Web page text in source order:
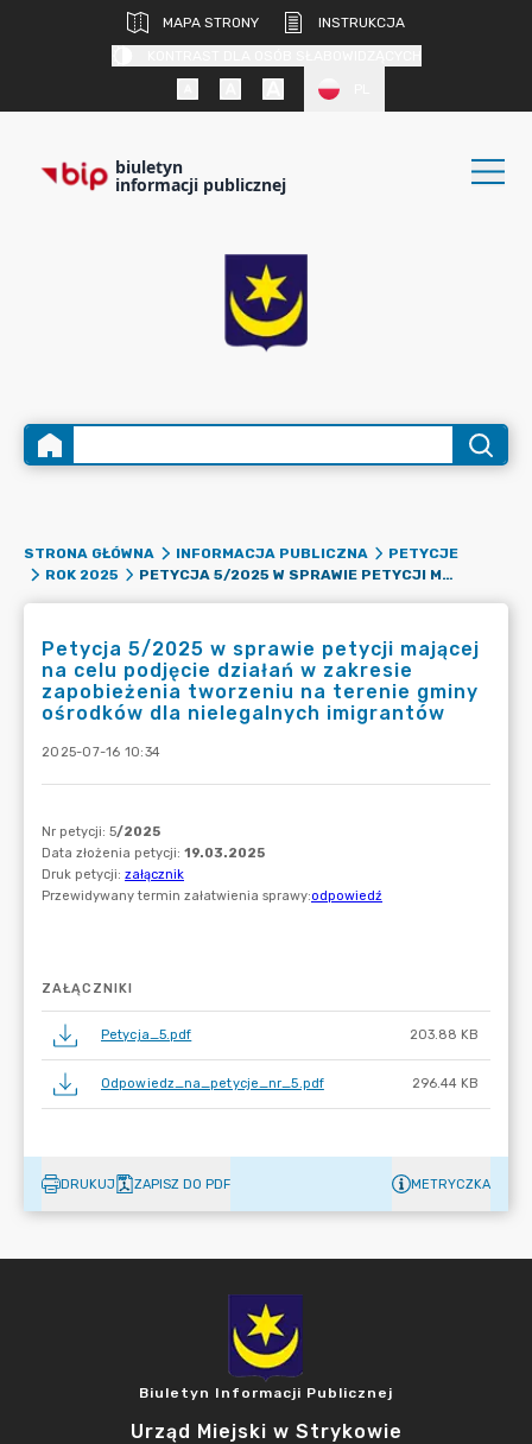
MAPA STRONY
INSTRUKCJA
biuletyn
informacji publicznej
STRONA GŁÓWNA INFORMACJA PUBLICZNA
PETYCJE
ROK 2025
PETYCJA 5/2025 W SPRAWIE PETYCJI MAJĄCEJ NA CELU PODJĘCIE DZIAŁAŃ W ZAKRESIE ZAPOBIEŻENIA TWORZENIU NA TERENIE GMINY OŚRODKÓW DLA NIELEGALNYCH IMIGRANTÓW
Petycja 5/2025 w sprawie petycji mającej
na celu podjęcie działań w zakresie
zapobieżenia tworzeniu na terenie gminy
ośrodków dla nielegalnych imigrantów
2025-07-16 10:34
ZAŁĄCZNIKI
Petycja_5.pdf 203.88 KB
Odpowiedz_na_petycje_nr_5.pdf 296.44 KB
DRUKUJ ZAPISZ DO PDF METRYCZKA
Biuletyn Informacji Publicznej
Urząd Miejski w Strykowie